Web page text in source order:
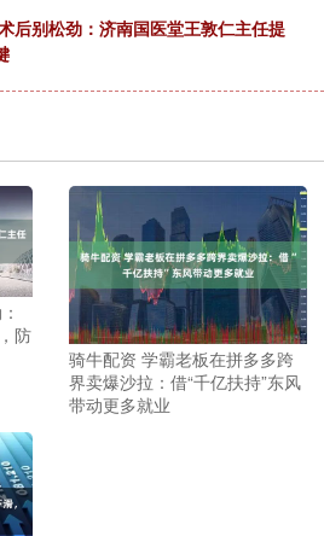
后别松劲：济南国医堂王敦仁主任提
防
骑牛配资 学霸老板在拼多多跨
界卖爆沙拉：借“千亿扶持”东风
带动更多就业